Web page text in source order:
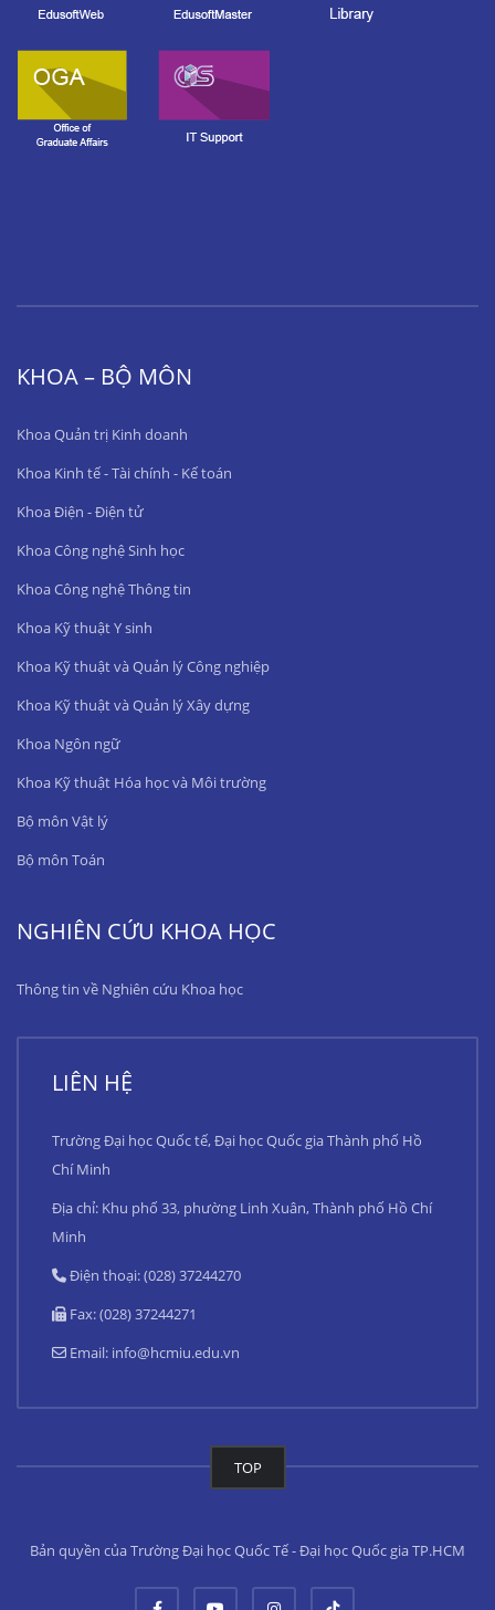
KHOA – BỘ MÔN
Khoa Quản trị Kinh doanh
Khoa Kinh tế - Tài chính - Kế toán
Khoa Điện - Điện tử
Khoa Công nghệ Sinh học
Khoa Công nghệ Thông tin
Khoa Kỹ thuật Y sinh
Khoa Kỹ thuật và Quản lý Công nghiệp
Khoa Kỹ thuật và Quản lý Xây dựng
Khoa Ngôn ngữ
Khoa Kỹ thuật Hóa học và Môi trường
Bộ môn Vật lý
Bộ môn Toán
NGHIÊN CỨU KHOA HỌC
Thông tin về Nghiên cứu Khoa học
LIÊN HỆ
Trường Đại học Quốc tế, Đại học Quốc gia Thành phố Hồ
Chí Minh
Địa chỉ: Khu phố 33, phường Linh Xuân, Thành phố Hồ Chí
Minh
Điện thoại: (028) 37244270
Fax: (028) 37244271
Email: info@hcmiu.edu.vn
TOP
Bản quyền của Trường Đại học Quốc Tế - Đại học Quốc gia TP.HCM